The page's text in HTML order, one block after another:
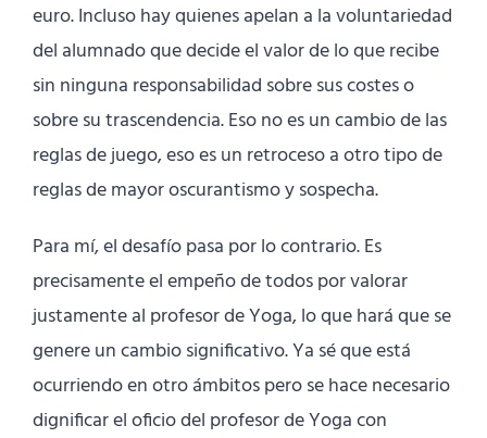
euro. Incluso hay quienes apelan a la voluntariedad
del alumnado que decide el valor de lo que recibe
sin ninguna responsabilidad sobre sus costes o
sobre su trascendencia. Eso no es un cambio de las
reglas de juego, eso es un retroceso a otro tipo de
reglas de mayor oscurantismo y sospecha.
Para mí, el desafío pasa por lo contrario. Es
precisamente el empeño de todos por valorar
justamente al profesor de Yoga, lo que hará que se
genere un cambio significativo. Ya sé que está
ocurriendo en otro ámbitos pero se hace necesario
dignificar el oficio del profesor de Yoga con